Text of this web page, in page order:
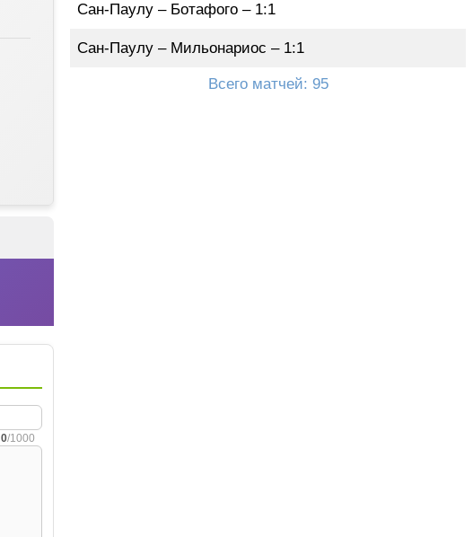
0/1000
Сан-Паулу – Ботафого – 1:1
Сан-Паулу – Мильонариос – 1:1
Всего матчей: 95